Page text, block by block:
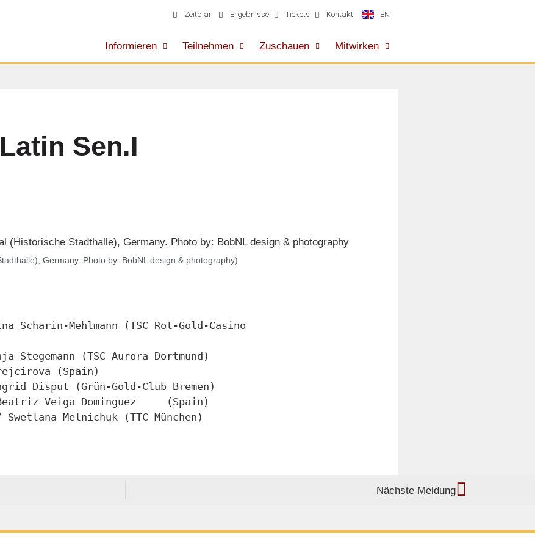
Zeitplan Ergebnisse Tickets Kontakt EN
Informieren Teilnehmen Zuschauen Mitwirken
Sen.I
Germany. Photo by: BobNL design & photography)
Stegemann (TSC Aurora Dortmund)
(Spain)
Disput (Grün-Gold-Club Bremen)
5.	Manuel Lopez Ruiz / Beatriz Veiga Dominguez	(Spain)
Swetlana Melnichuk (TTC München)
Nächste Meldung